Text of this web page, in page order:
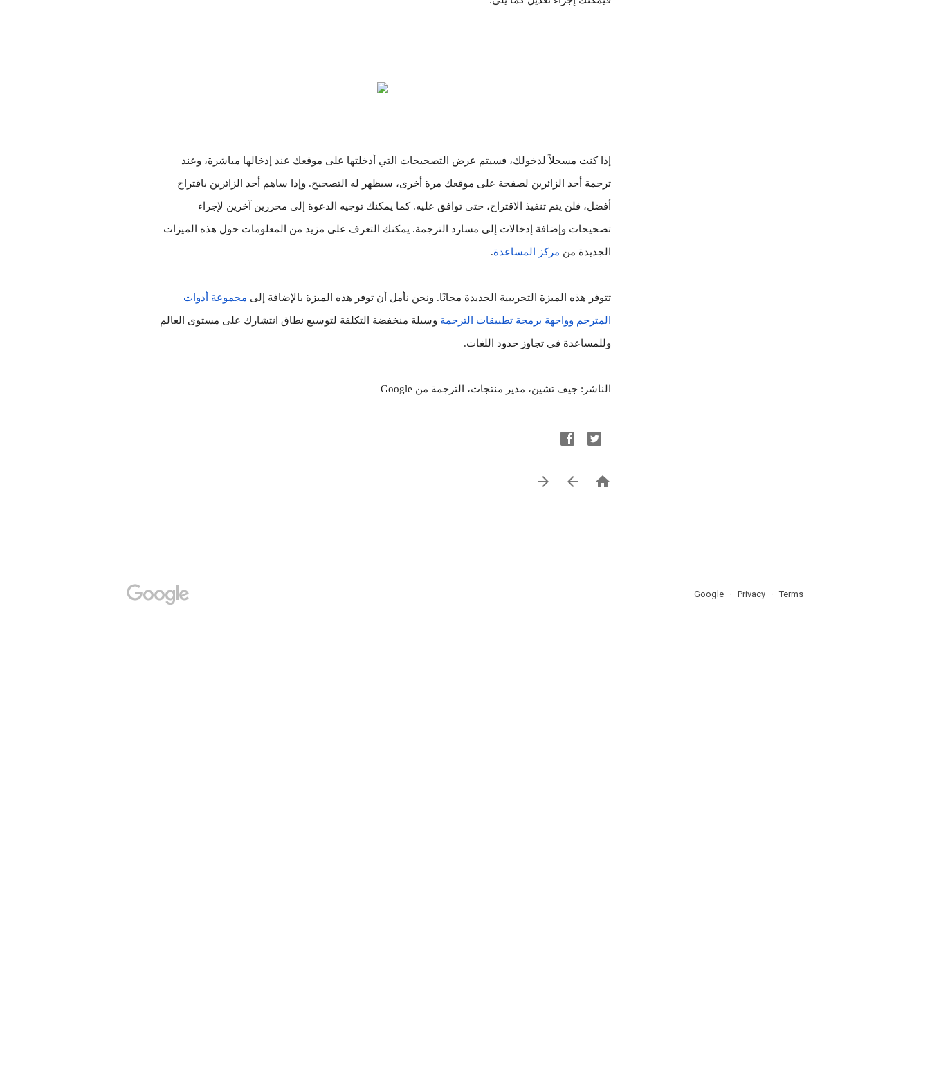
الجديدة من مركز المساعدة.
تتوفر هذه الميزة التجريبية الجديدة مجانًا. ونحن نأمل أن توفر هذه الميزة بالإضافة إلى
المترجم وواجهة برمجة تطبيقات الترجمة
وللمساعدة في تجاوز حدود اللغات.
الناشر: جيف تشين، مدير منتجات، الترجمة من Google



Google Privacy Terms